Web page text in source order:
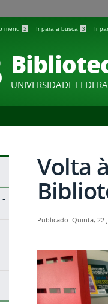
menu 2 Ir para a busca 3 Ir
UNIVERSIDADE
-
Volta
Publicado: Quinta, 22